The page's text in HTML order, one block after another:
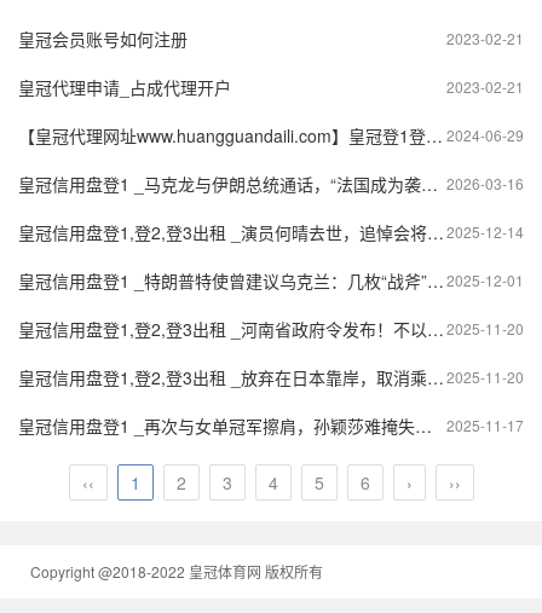
2023-02-21
皇冠会员账号如何注册
2023-02-21
皇冠代理申请_占成代理开户
2024-06-29
【皇冠代理网址www.huangguandaili.com】皇冠登1登2登3 代理「皇冠正网www.hg0088.com」代理注册
2026-03-16
皇冠信用盘登1 _马克龙与伊朗总统通话，“法国成为袭击目标不可接受”
2025-12-14
皇冠信用盘登1,登2,登3出租 _演员何晴去世，追悼会将于15日在北京举行
2025-12-01
皇冠信用盘登1 _特朗普特使曾建议乌克兰：几枚“战斧”导弹没什么用，你们不如申请10年关税豁免
2025-11-20
皇冠信用盘登1,登2,登3出租 _河南省政府令发布！不以外国人名、企业名称作地名
2025-11-20
皇冠信用盘登1,登2,登3出租 _放弃在日本靠岸，取消乘客下船，爱达邮轮回应：是根据客户的要求
2025-11-17
皇冠信用盘登1 _再次与女单冠军擦肩，孙颖莎难掩失落，王曼昱说“彼此更强了” 道尽英雄相惜
‹‹ 1 2 3 4 5 6 › ››
Copyright @2018-2022 皇冠体育网 版权所有